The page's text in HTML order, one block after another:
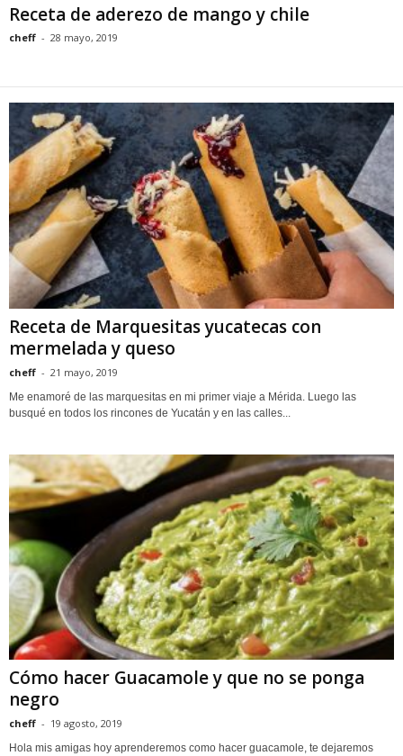
Receta de aderezo de mango y chile
cheff - 28 mayo, 2019
Receta de Marquesitas yucatecas con
mermelada y queso
cheff - 21 mayo, 2019
Me enamoré de las marquesitas en mi primer viaje a Mérida. Luego las
busqué en todos los rincones de Yucatán y en las calles...
Cómo hacer Guacamole y que no se ponga
negro
cheff - 19 agosto, 2019
Hola mis amigas hoy aprenderemos como hacer guacamole, te dejaremos